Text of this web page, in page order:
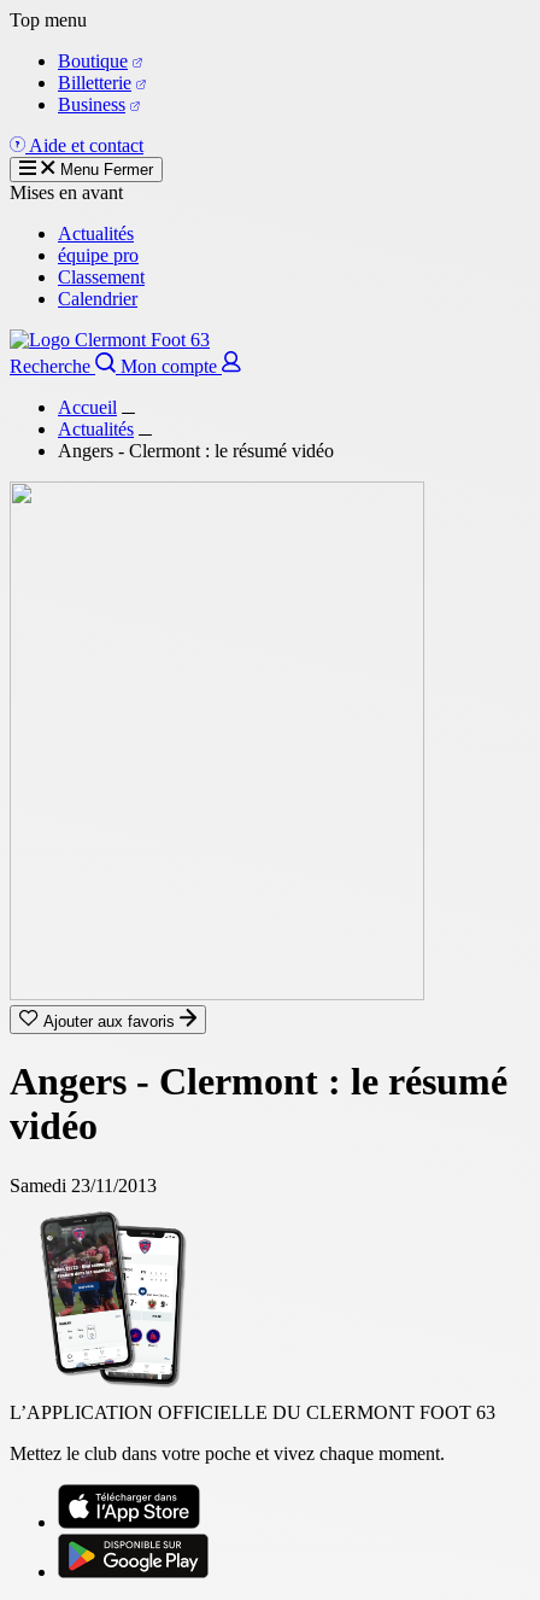
Aller
contenu
principal
Top menu
Boutique
Billetterie
Business
Aide et contact
Menu Fermer
Mises en avant
Actualités
équipe pro
Classement
Calendrier
Recherche
Mon compte
Accueil
Actualités
Angers - Clermont : le résumé vidéo
Ajouter aux favoris
Angers - Clermont : le résumé
vidéo
Samedi 23/11/2013
L’APPLICATION OFFICIELLE DU CLERMONT FOOT 63
Mettez le club dans votre poche et vivez chaque moment.